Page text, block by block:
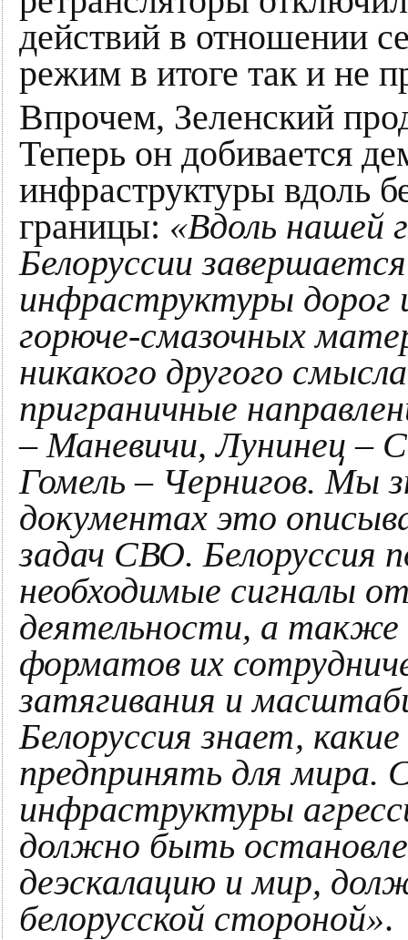
действий в отношении
режим в итоге так и не
Впрочем, Зеленский
Теперь он добивается
инфраструктуры вдоль
границы: «Вдоль нашей
Белоруссии
инфраструктуры дорог
горюче-смазочных
никакого другого
приграничные
– Маневичи, Лунинец –
Гомель – Чернигов. Мы
документах это
задач СВО. Белоруссия
необходимые сигналы
деятельности, а также
форматов их
затягивания и
Белоруссия знает,
предпринять для мира.
инфраструктуры
должно быть
деэскалацию и мир,
белорусской стороной».